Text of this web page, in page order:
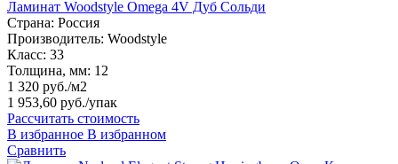
Ламинат Woodstyle Omega 4V Дуб Сольди
Страна: Россия
Производитель: Woodstyle
Класс: 33
Толщина, мм: 12
1 320 руб./м2
1 953,60 руб./упак
Рассчитать стоимость
В избранное В избранном
Сравнить